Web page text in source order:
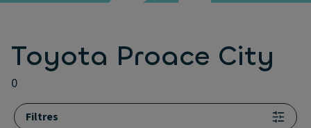
Toyota Proace City
0
Filtres